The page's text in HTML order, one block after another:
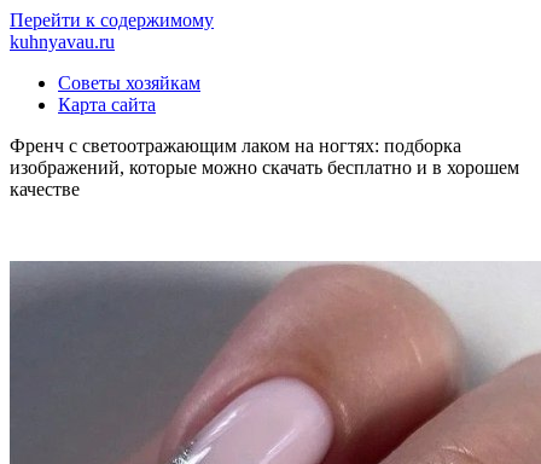
Перейти к содержимому
kuhnyavau.ru
Советы хозяйкам
Карта сайта
Френч с светоотражающим лаком на ногтях: подборка
изображений, которые можно скачать бесплатно и в хорошем
качестве